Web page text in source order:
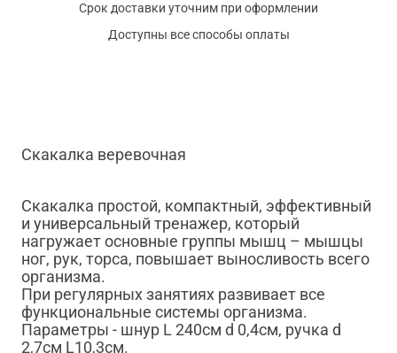
Срок доставки уточним при оформлении
Доступны все способы оплаты
Скакалка веревочная
Скакалка простой, компактный, эффективный
и универсальный тренажер, который
нагружает основные группы мышц – мышцы
ног, рук, торса, повышает выносливость всего
организма.
При регулярных занятиях развивает все
функциональные системы организма.
Параметры - шнур L 240см d 0,4см, ручка d
2,7см L10,3см.